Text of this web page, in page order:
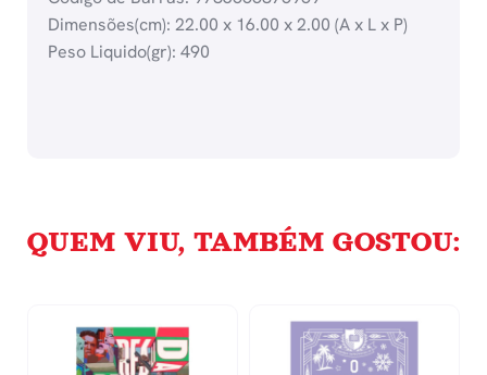
Dimensões(cm): 22.00 x 16.00 x 2.00 (A x L x P)
Peso Liquido(gr): 490
QUEM VIU, TAMBÉM GOSTOU: